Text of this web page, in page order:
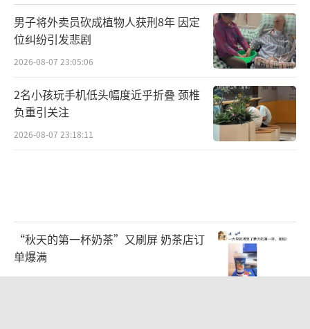
男子将外卖员砍成植物人获刑8年 因定
位纠纷引发悲剧
2026-08-07 23:05:06
2名小孩玩手机低头幅度近乎折叠 颈椎
负重引关注
2026-08-07 23:18:11
“秋天的第一杯奶茶”又刷屏 奶茶店订
单爆满
2026-08-07 18:44:15